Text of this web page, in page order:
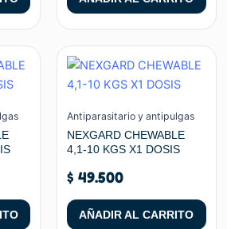
Antiparasitario y antipulgas
NEXGARD CHEWABLE
4,1-10 KGS X1 DOSIS
$ 49.500
AÑADIR AL CARRITO